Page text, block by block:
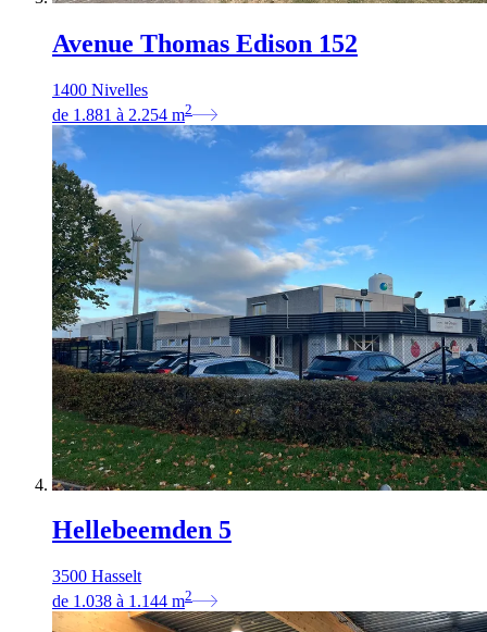
Avenue Thomas Edison 152
1400 Nivelles
de 1.881 à 2.254 m2
Hellebeemden 5
3500 Hasselt
de 1.038 à 1.144 m2